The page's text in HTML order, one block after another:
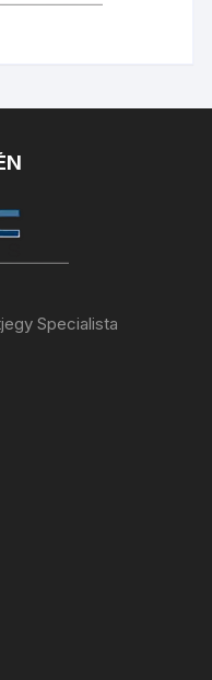
Specialista